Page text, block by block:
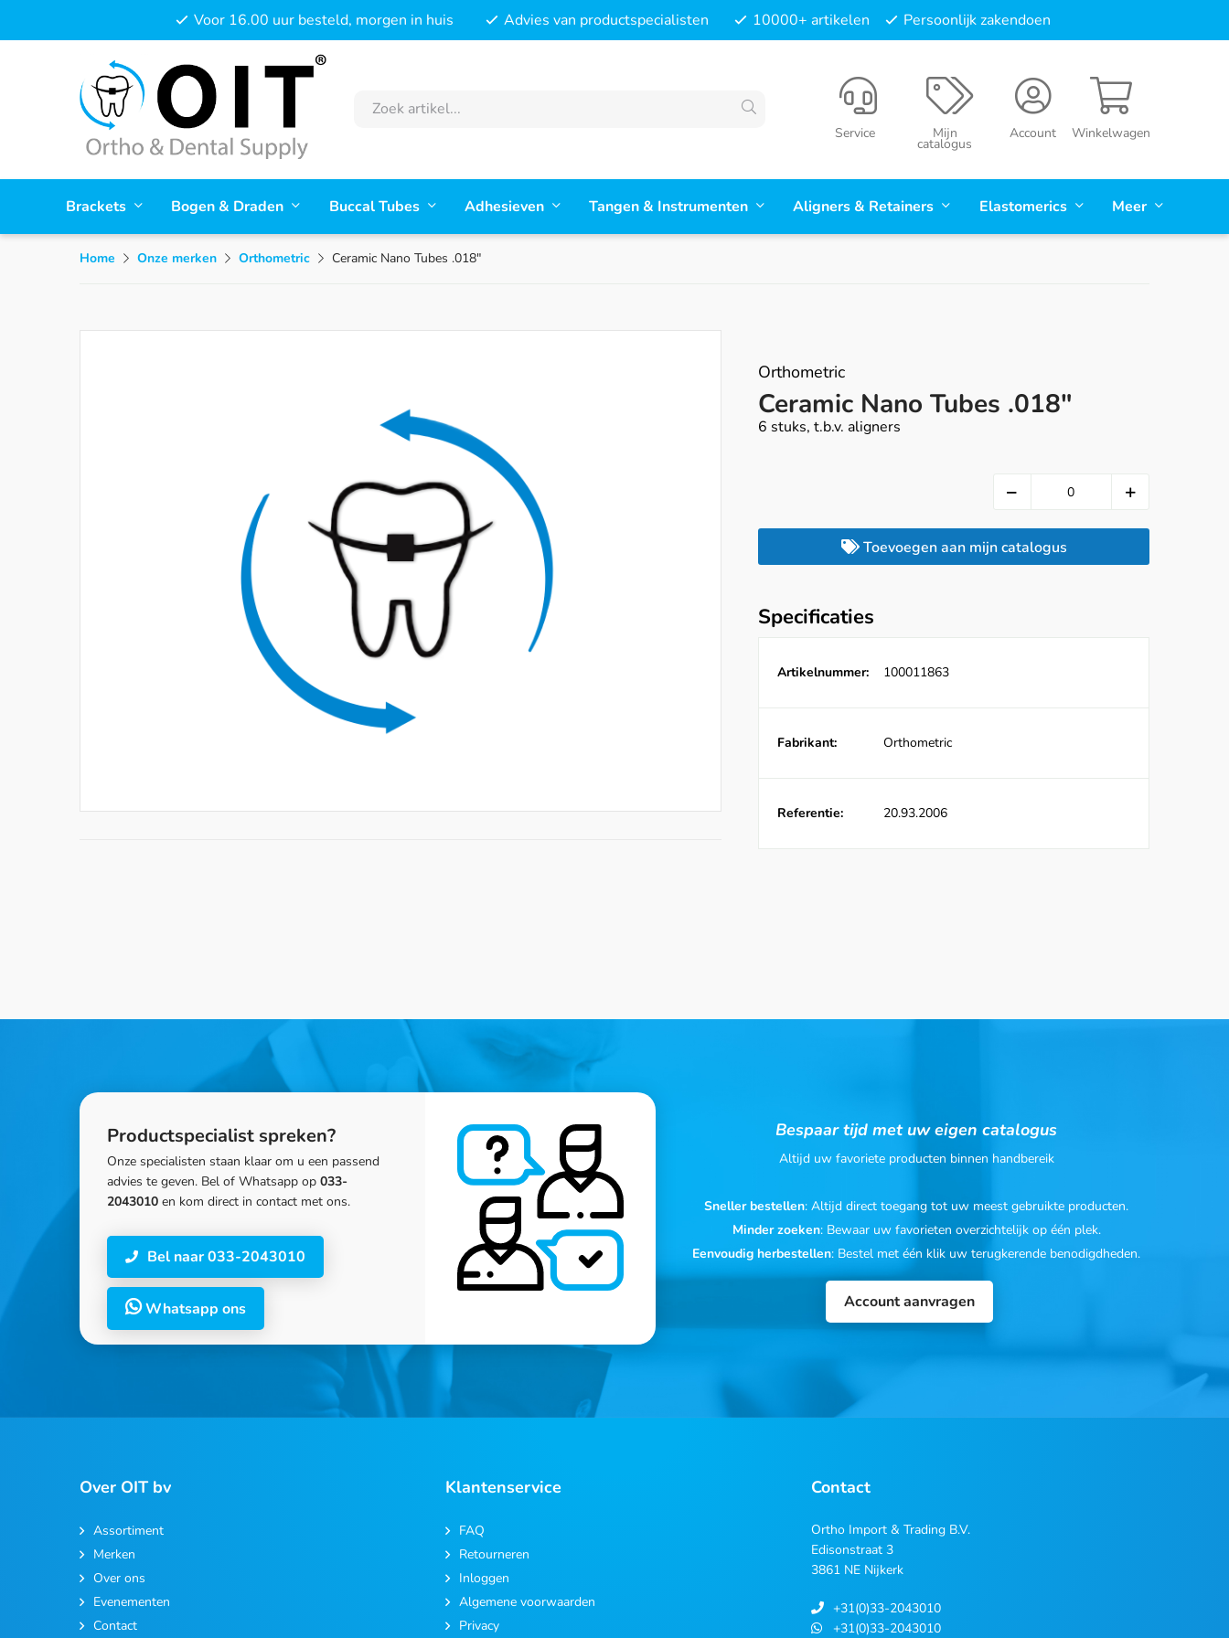
Voor 16.00 uur besteld, morgen in huis Advies van productspecialisten 10000+ artikelen Persoonlijk zakendoen
Winkelwagen
Account
Mijn
catalogus
Service
Brackets Bogen & Draden Buccal Tubes Adhesieven Tangen & Instrumenten Aligners & Retainers Elastomerics Meer
Home Onze merken Orthometric Ceramic Nano Tubes .018"
Orthometric
Ceramic Nano Tubes .018"
6 stuks, t.b.v. aligners
Toevoegen aan mijn catalogus
Specificaties
Artikelnummer: 100011863
Fabrikant: Orthometric
Referentie: 20.93.2006
Productspecialist spreken?
Onze specialisten staan klaar om u een passend
advies te geven. Bel of Whatsapp op 033-
2043010 en kom direct in contact met ons.
Bel naar 033-2043010
Whatsapp ons
Bespaar tijd met uw eigen catalogus
Altijd uw favoriete producten binnen handbereik
Sneller bestellen: Altijd direct toegang tot uw meest gebruikte producten.
Minder zoeken: Bewaar uw favorieten overzichtelijk op één plek.
Eenvoudig herbestellen: Bestel met één klik uw terugkerende benodigdheden.
Account aanvragen
Over OIT bv
Assortiment
Merken
Over ons
Evenementen
Contact
Klantenservice
FAQ
Retourneren
Inloggen
Algemene voorwaarden
Privacy
Contact
Ortho Import & Trading B.V.
Edisonstraat 3
3861 NE Nijkerk
+31(0)33-2043010
+31(0)33-2043010